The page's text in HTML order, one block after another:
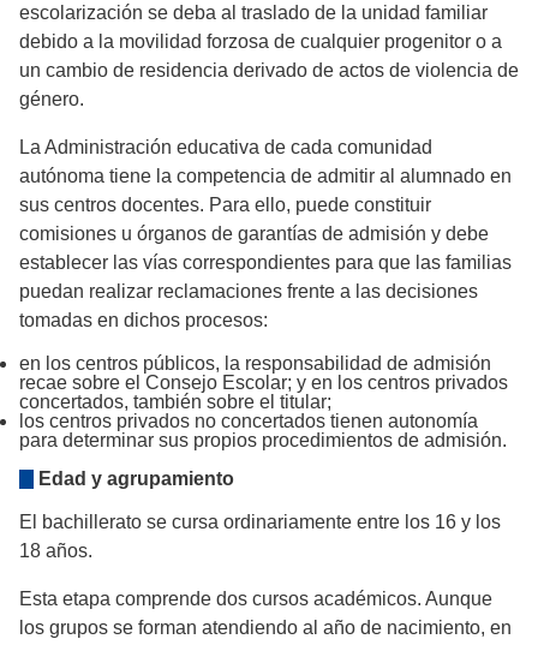
escolarización se deba al traslado de la unidad familiar
debido a la movilidad forzosa de cualquier progenitor o a
un cambio de residencia derivado de actos de violencia de
género.
La Administración educativa de cada comunidad
autónoma tiene la competencia de admitir al alumnado en
sus centros docentes. Para ello, puede constituir
comisiones u órganos de garantías de admisión y debe
establecer las vías correspondientes para que las familias
puedan realizar reclamaciones frente a las decisiones
tomadas en dichos procesos:
en los centros públicos, la responsabilidad de admisión
recae sobre el Consejo Escolar; y en los centros privados
concertados, también sobre el titular;
los centros privados no concertados tienen autonomía
para determinar sus propios procedimientos de admisión.
Edad y agrupamiento
El bachillerato se cursa ordinariamente entre los 16 y los
18 años.
Esta etapa comprende dos cursos académicos. Aunque
los grupos se forman atendiendo al año de nacimiento, en